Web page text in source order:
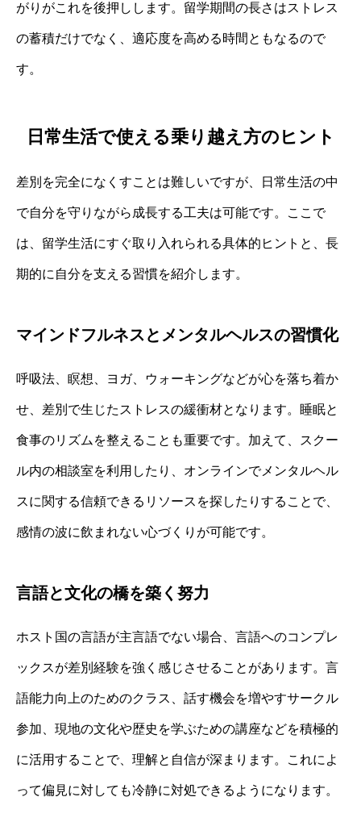
がりがこれを後押しします。留学期間の長さはストレス
の蓄積だけでなく、適応度を高める時間ともなるので
す。
日常生活で使える乗り越え方のヒント
差別を完全になくすことは難しいですが、日常生活の中
で自分を守りながら成長する工夫は可能です。ここで
は、留学生活にすぐ取り入れられる具体的ヒントと、長
期的に自分を支える習慣を紹介します。
マインドフルネスとメンタルヘルスの習慣化
呼吸法、瞑想、ヨガ、ウォーキングなどが心を落ち着か
せ、差別で生じたストレスの緩衝材となります。睡眠と
食事のリズムを整えることも重要です。加えて、スクー
ル内の相談室を利用したり、オンラインでメンタルヘル
スに関する信頼できるリソースを探したりすることで、
感情の波に飲まれない心づくりが可能です。
言語と文化の橋を築く努力
ホスト国の言語が主言語でない場合、言語へのコンプレ
ックスが差別経験を強く感じさせることがあります。言
語能力向上のためのクラス、話す機会を増やすサークル
参加、現地の文化や歴史を学ぶための講座などを積極的
に活用することで、理解と自信が深まります。これによ
って偏見に対しても冷静に対処できるようになります。